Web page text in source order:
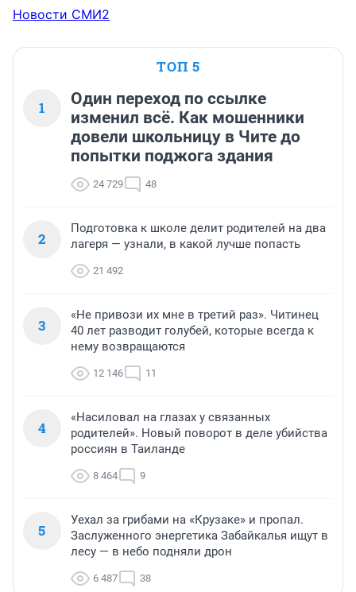
Новости СМИ2
ТОП 5
1
Один переход по ссылке
изменил всё. Как мошенники
довели школьницу в Чите до
попытки поджога здания
24 729 48
2
Подготовка к школе делит родителей на два
лагеря — узнали, в какой лучше попасть
21 492
3
«Не привози их мне в третий раз». Читинец
40 лет разводит голубей, которые всегда к
нему возвращаются
12 146 11
4
«Насиловал на глазах у связанных
родителей». Новый поворот в деле убийства
россиян в Таиланде
8 464 9
5
Уехал за грибами на «Крузаке» и пропал.
Заслуженного энергетика Забайкалья ищут в
лесу — в небо подняли дрон
6 487 38